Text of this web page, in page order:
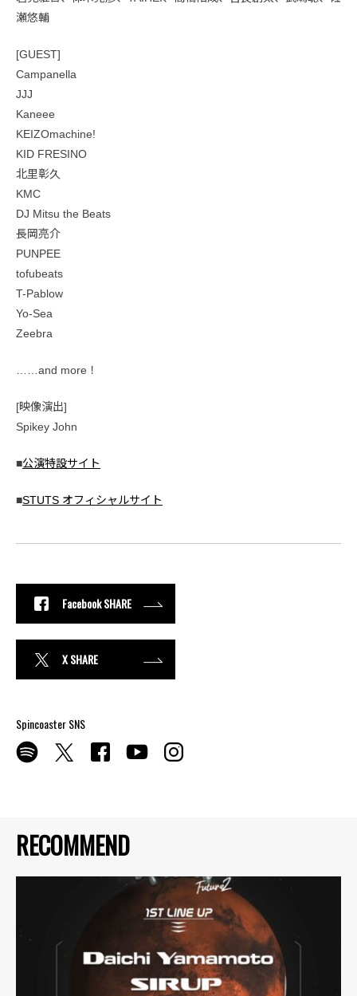
RECOMMEND
瀬悠輔
[GUEST]
Campanella
JJJ
Kaneee
KEIZOmachine!
KID FRESINO
北里彰久
KMC
DJ Mitsu the Beats
長岡亮介
PUNPEE
tofubeats
T-Pablow
Yo-Sea
Zeebra
……and more！
[映像演出]
Spikey John
■公演特設サイト
■STUTS オフィシャルサイト
Facebook SHARE
X SHARE
Spincoaster SNS